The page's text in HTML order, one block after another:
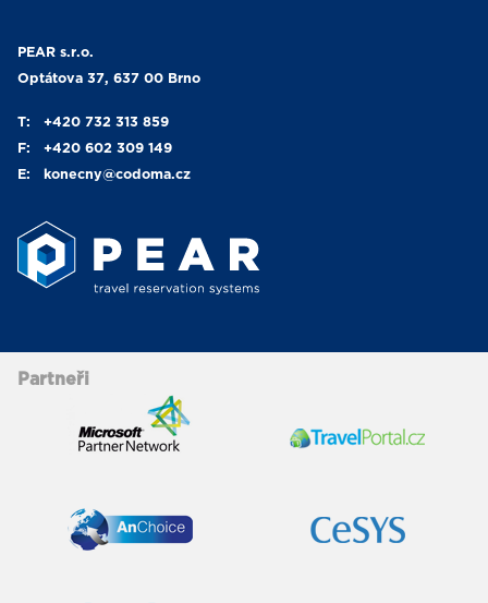
PEAR s.r.o.
Optátova 37, 637 00 Brno
T:
+420 732 313 859
F:
+420 602 309 149
E:
konecny@codoma.cz
Partneři